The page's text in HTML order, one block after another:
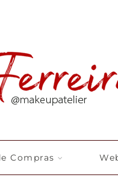
Compras